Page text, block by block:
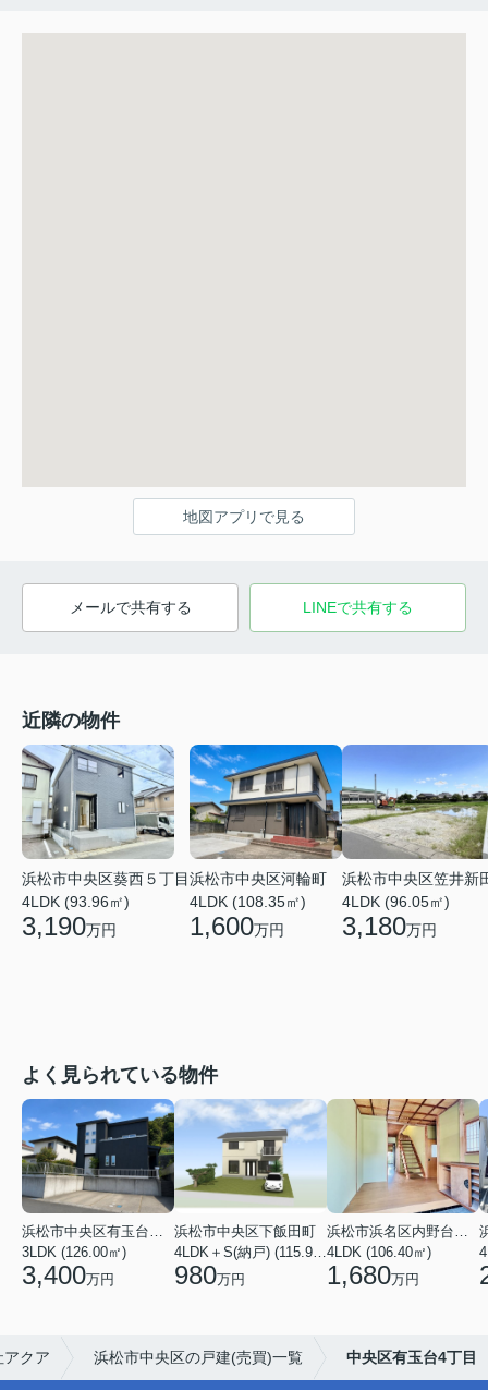
地図アプリで見る
メールで共有する LINEで共有する
近隣の物件
浜松市中央区葵西５丁目
4LDK (93.96㎡)
3,190万円
浜松市中央区河輪町
4LDK (108.35㎡)
1,600万円
浜松市中央区笠井新
4LDK (96.05㎡)
3,180万円
よく見られている物件
3LDK (126.00㎡)
3,400万円
浜松市中央区下飯田町
980万円
4LDK (106.40㎡)
1,680万円
クア 浜松市中央区の戸建(売買)一覧 中央区有玉台4丁目